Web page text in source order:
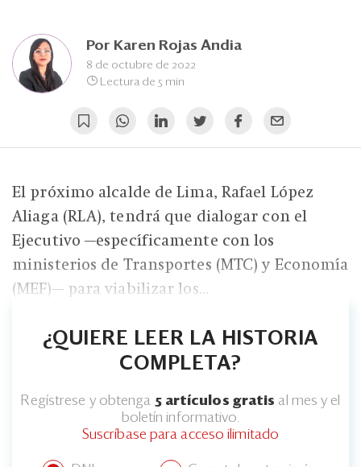
Ranking CEO
Edición Impresa
Por Karen Rojas Andia
8 de octubre de 2022
Lectura de 5 min
El próximo alcalde de Lima, Rafael López
Aliaga (RLA), tendrá que dialogar con el
Ejecutivo —específicamente con los
ministerios de Transportes (MTC) y Economía
(MEF)— para viabilizar los...
¿QUIERE LEER LA HISTORIA
COMPLETA?
Regístrese y obtenga 5 artículos gratis al mes y el
boletín informativo.
Suscríbase para acceso ilimitado